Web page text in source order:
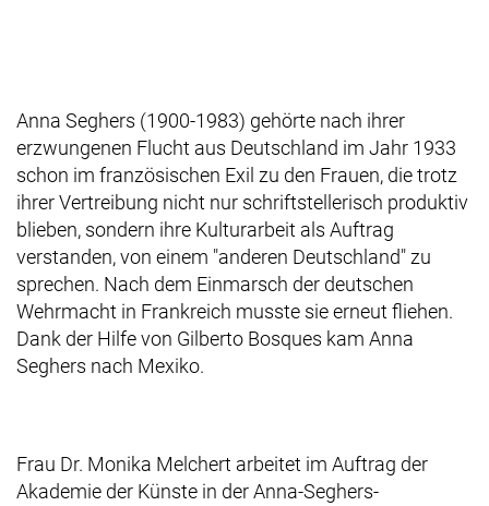
Anna Seghers (1900-1983) gehörte nach ihrer
erzwungenen Flucht aus Deutschland im Jahr 1933
schon im französischen Exil zu den Frauen, die trotz
ihrer Vertreibung nicht nur schriftstellerisch produktiv
blieben, sondern ihre Kulturarbeit als Auftrag
verstanden, von einem "anderen Deutschland" zu
sprechen. Nach dem Einmarsch der deutschen
Wehrmacht in Frankreich musste sie erneut fliehen.
Dank der Hilfe von Gilberto Bosques kam Anna
Seghers nach Mexiko.
Frau Dr. Monika Melchert arbeitet im Auftrag der
Akademie der Künste in der Anna-Seghers-